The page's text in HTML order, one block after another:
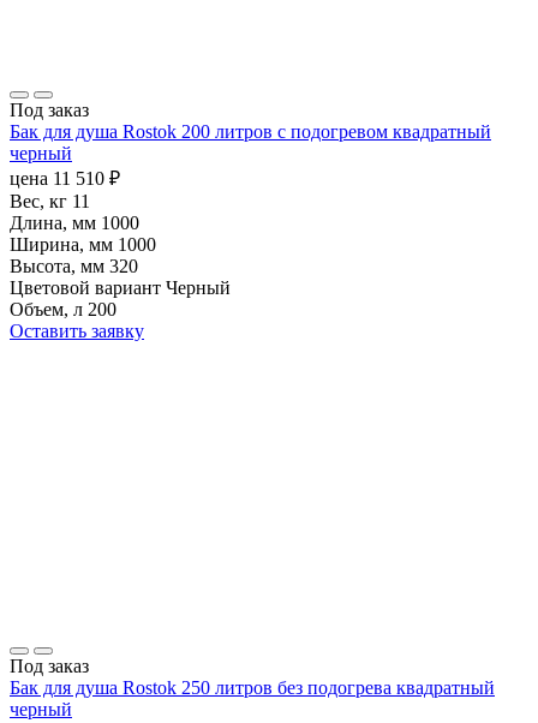
Под заказ
Бак для душа Rostok 200 литров с подогревом квадратный
черный
цена 11 510 ₽
Вес, кг 11
Длина, мм 1000
Ширина, мм 1000
Высота, мм 320
Цветовой вариант Черный
Объем, л 200
Оставить заявку
Под заказ
Бак для душа Rostok 250 литров без подогрева квадратный
черный